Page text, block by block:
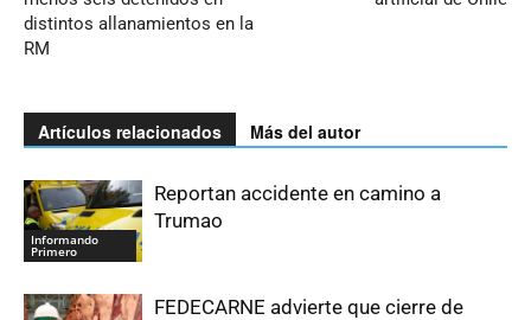
distintos allanamientos en la
RM
Artículos relacionados Más del autor
Informando
Primero
Reportan accidente en camino a
Trumao
FEDECARNE advierte que cierre de